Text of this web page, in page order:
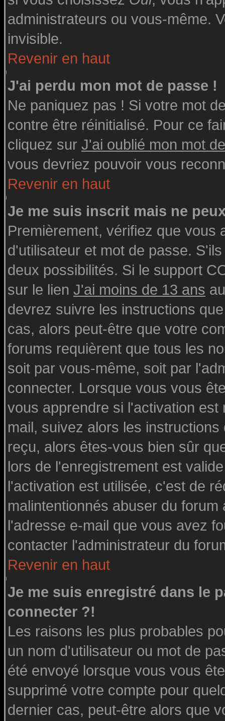
administrateurs ou vous-même.
invisible.
Revenir en haut
J'ai perdu mon mot de passe !
Ne paniquez pas ! Si votre mot
contre être réinitialisé. Pour ce
cliquez sur J'ai oublié mon mot
vous devriez pouvoir vous
Revenir en haut
Je me suis inscrit mais ne
Premièrement, vérifiez que
d'utilisateur et mot de passe.
deux possibilités. Si le support
sur le lien J'ai moins de 13 ans
devrez suivre les instructions
cas, alors peut-être que votre
forums requièrent que tous les
soit par vous-même, soit par
connecter. Lorsque vous vous
vous apprendre si l'activation
mail, suivez alors les
reçu, alors êtes-vous bien sûr
lors de l'enregistrement est
l'activation est utilisée, c'est de
malintentionnés abuser du
l'adresse e-mail que vous avez
contacter l'administrateur du
Revenir en haut
Je me suis enregistré dans le
connecter ?!
Les raisons les plus probables
un nom d'utilisateur ou mot de
été envoyé lorsque vous vous
supprimé votre compte pour
dernier cas, peut-être alors que